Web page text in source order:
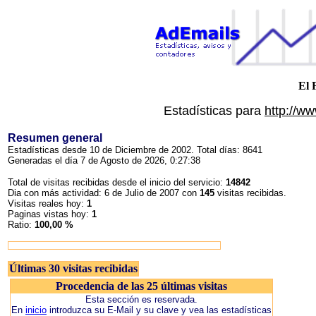
El
Estadísticas para http://
Resumen general
Estadísticas desde 10 de Diciembre de 2002. Total días: 8641
Generadas el día 7 de Agosto de 2026, 0:27:38
Total de visitas recibidas desde el inicio del servicio: 14842
Dia con más actividad: 6 de Julio de 2007 con 145 visitas recibidas.
Visitas reales hoy: 1
Paginas vistas hoy: 1
Ratio: 100,00 %
Últimas 30 visitas recibidas
Procedencia de las 25 últimas visitas
Esta sección es reservada.
En inicio introduzca su E-Mail y su clave y vea las estadísticas